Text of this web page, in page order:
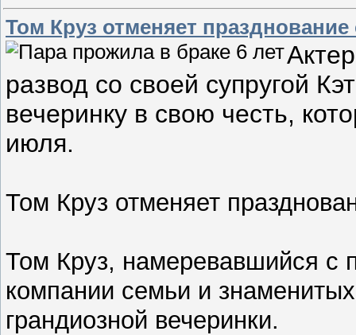
Том Круз отменяет празднование
развод со своей супругой
вечеринку в свою честь,
июля.
Том Круз отменяет
Том Круз, намеревавшийся с
компании семьи и
грандиозной вечеринки.